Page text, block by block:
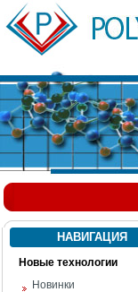
НАВИГАЦИЯ
Новые технологии
Новинки